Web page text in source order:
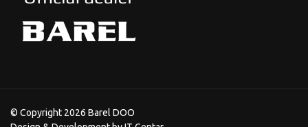
© Copyright 2026 Barel DOO